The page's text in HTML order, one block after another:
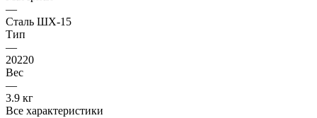
—
Сталь ШХ-15
Тип
—
20220
Вес
—
3.9 кг
Все характеристики